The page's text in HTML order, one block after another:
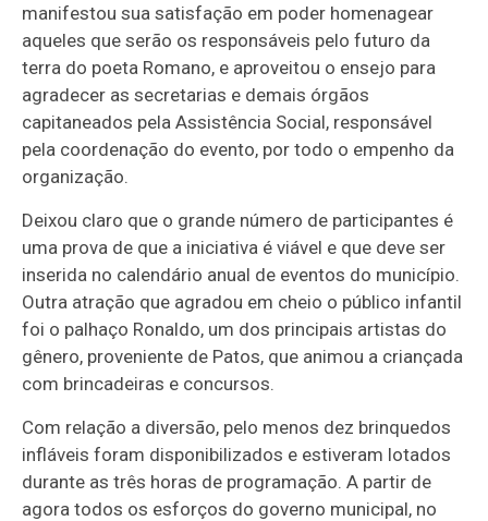
manifestou sua satisfação em poder homenagear
aqueles que serão os responsáveis pelo futuro da
terra do poeta Romano, e aproveitou o ensejo para
agradecer as secretarias e demais órgãos
capitaneados pela Assistência Social, responsável
pela coordenação do evento, por todo o empenho da
organização.
Deixou claro que o grande número de participantes é
uma prova de que a iniciativa é viável e que deve ser
inserida no calendário anual de eventos do município.
Outra atração que agradou em cheio o público infantil
foi o palhaço Ronaldo, um dos principais artistas do
gênero, proveniente de Patos, que animou a criançada
com brincadeiras e concursos.
Com relação a diversão, pelo menos dez brinquedos
infláveis foram disponibilizados e estiveram lotados
durante as três horas de programação. A partir de
agora todos os esforços do governo municipal, no